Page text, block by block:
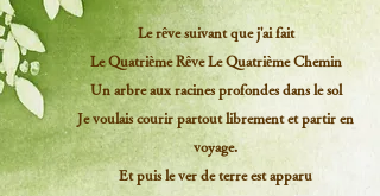
Le rêve suivant que j'ai fait
Le Quatrième Rêve Le Quatrième Chemin
Un arbre aux racines profondes dans le sol
Je voulais courir partout librement et partir en
voyage.
Et puis le ver de terre est apparu